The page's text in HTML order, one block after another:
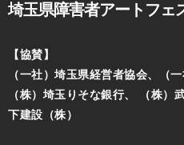
埼玉県障害者アートフェ
【協賛】
（一社）埼玉県経営者協会、（
（株）埼玉りそな銀行、
（株）
下建設（株）